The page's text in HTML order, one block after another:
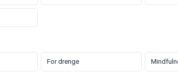
For drenge